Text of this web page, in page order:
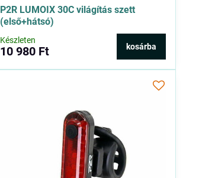
P2R LUMOIX 30C világítás szett
(első+hátsó)
Készleten
10 980 Ft kosárba